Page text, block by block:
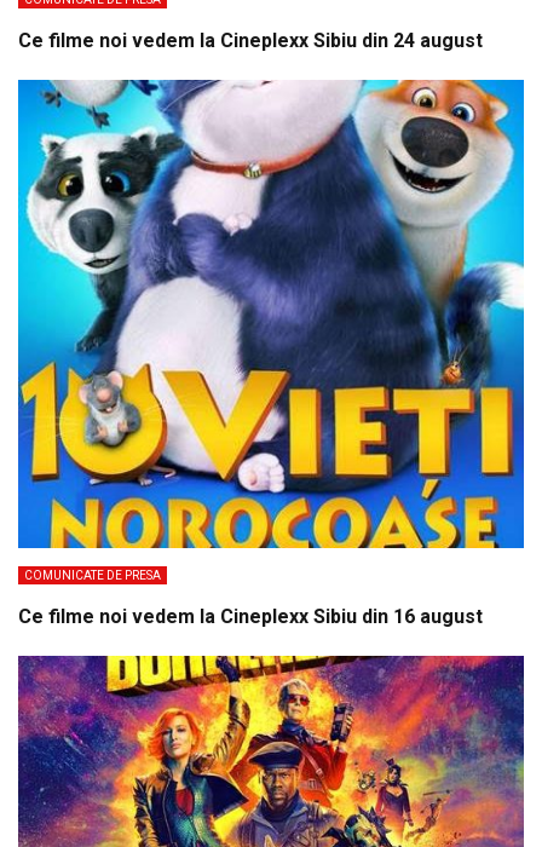
Ce filme noi vedem la Cineplexx Sibiu din 24 august
COMUNICATE DE PRESA
Ce filme noi vedem la Cineplexx Sibiu din 16 august